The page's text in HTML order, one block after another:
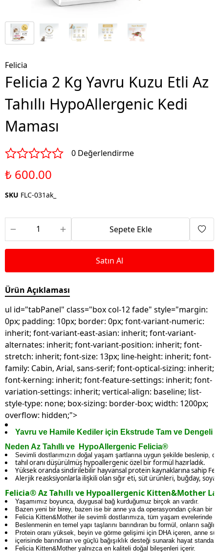
Felicia
Felicia 2 Kg Yavru Kuzu Etli Az
Tahıllı HypoAllergenic Kedi
Maması
0 Değerlendirme
₺ 600.00
SKU FLC-031ak_
Sepete Ekle
Satın Al
Ürün Açıklaması
ul id="tabPanel" class="box col-12 fade" style="margin:
0px; padding: 10px; border: 0px; font-variant-numeric:
inherit; font-variant-east-asian: inherit; font-variant-
alternates: inherit; font-variant-position: inherit; font-
stretch: inherit; font-size: 13px; line-height: inherit; font-
family: Cabin, Arial, sans-serif; font-optical-sizing: inherit;
font-kerning: inherit; font-feature-settings: inherit; font-
variation-settings: inherit; vertical-align: baseline; list-
style-type: none; box-sizing: border-box; width: 1200px;
overflow: hidden;">
Yavru ve Hamile Kediler için Ekstrude Tam ve Dengeli
Neden Az Tahıllı ve HypoAllergenic Felicia®
Sevimli dostlarımızın doğal yaşam şartlarına uygun şekilde beslenip,
tahıl oranı düşürülmüş hypoallergenic özel bir formül hazırladık.
Yüksek oranda sindirilebilir hayvansal protein kaynaklarına sahip
Alerjik reasksiyonlarla ilişkili olan sığır eti, süt ürünleri, buğday,
Felicia® Az Tahıllı ve Hypoallergenic Kitten&Mother
Yaşamımız boyunca, duygusal bağ kurduğumuz birçok an vardır.
Bazen yeni bir birey, bazen ise bir anne ya da operasyondan çıkan bir
Felicia Kitten&Mother ile sevimli dostlarımıza, tüm yaşam evrelerinde
Beslenmenin en temel yapı taşlarını barındıran bu formül, onların
Protein oranı yüksek, beyin ve görme gelişimi için DHA içeren, anne
içerisinde barındıran ve güçlü bağışıklık desteği sunarak hayat
Felicia Kitten&Mother yalnızca en kaliteli doğal bileşenleri içerir.